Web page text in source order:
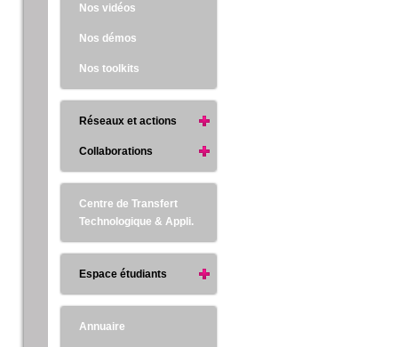
Nos vidéos
Nos démos
Nos toolkits
Réseaux et actions
Collaborations
Centre de Transfert
Technologique & Appli.
Espace étudiants
Annuaire